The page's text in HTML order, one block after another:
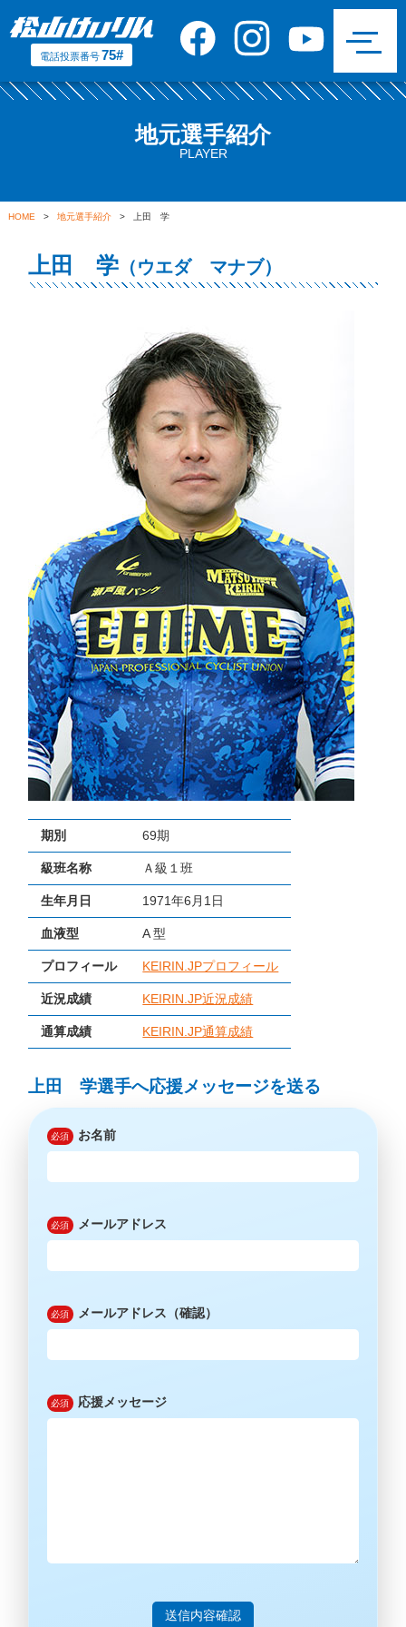
電話投票番号 75#
地元選手紹介
PLAYER
HOME > 地元選手紹介> 上田 学
上田 学 （ウエダ マナブ）
期別 69期
級班名称 Ａ級１班
生年月日 1971年6月1日
血液型 A 型
プロフィール KEIRIN.JPプロフィール
近況成績 KEIRIN.JP近況成績
通算成績 KEIRIN.JP通算成績
上田 学選手へ応援メッセージを送る
お名前
メールアドレス
メールアドレス（確認）
応援メッセージ